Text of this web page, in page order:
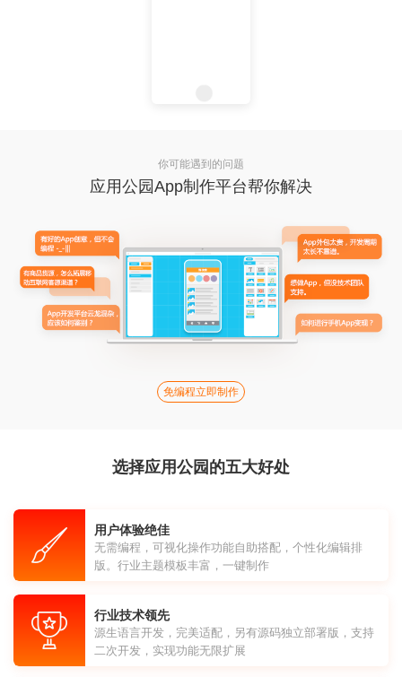
你可能遇到的问题
应用公园App制作平台帮你解决
免编程立即制作
选择应用公园的五大好处
用户体验绝佳
无需编程，可视化操作功能自助搭配，个性化编辑排
版。行业主题模板丰富，一键制作
行业技术领先
源生语言开发，完美适配，另有源码独立部署版，支持
二次开发，实现功能无限扩展